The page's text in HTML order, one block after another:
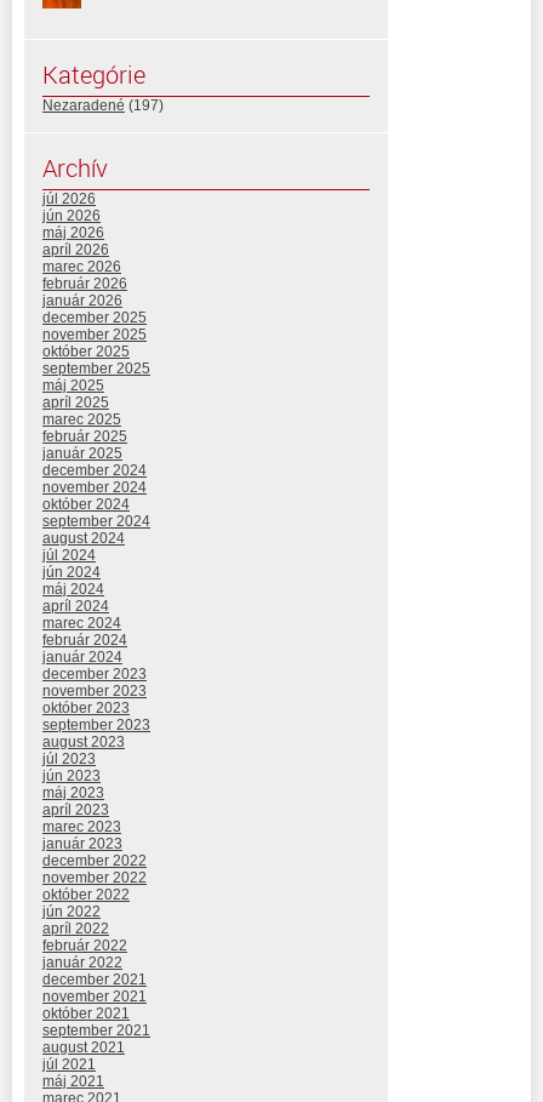
Kategórie
Nezaradené (197)
Archív
júl 2026
jún 2026
máj 2026
apríl 2026
marec 2026
február 2026
január 2026
december 2025
november 2025
október 2025
september 2025
máj 2025
apríl 2025
marec 2025
február 2025
január 2025
december 2024
november 2024
október 2024
september 2024
august 2024
júl 2024
jún 2024
máj 2024
apríl 2024
marec 2024
február 2024
január 2024
december 2023
november 2023
október 2023
september 2023
august 2023
júl 2023
jún 2023
máj 2023
apríl 2023
marec 2023
január 2023
december 2022
november 2022
október 2022
jún 2022
apríl 2022
február 2022
január 2022
december 2021
november 2021
október 2021
september 2021
august 2021
júl 2021
máj 2021
marec 2021